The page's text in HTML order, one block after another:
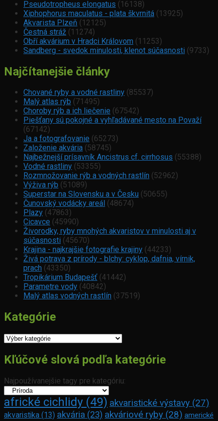
Pseudotropheus elongatus (16138)
Xiphophorus maculatus - plata škvrnitá (13925)
Akvarista Plzeň (12125)
Čestná stráž (11274)
Obří akvárium v Hradci Královom (11253)
Sandberg - svedok minulosti, klenot súčasnosti (9733)
Najčítanejšie články
Chované ryby a vodné rastliny (85537)
Malý atlas rýb (71495)
Choroby rýb a ich liečenie (67542)
Piešťany sú pokojné a vyhľadávané mesto na Považí
(67142)
Ja a fotografovanie (65273)
Založenie akvária (58745)
Najbežnejší prísavník Ancistrus cf. cirrhosus (55388)
Vodné rastliny (53355)
Rozmnožovanie rýb a vodných rastlín (52962)
Výživa rýb (51089)
Superstar na Slovensku a v Česku (50655)
Čunovský vodácky areál (48674)
Plazy (47863)
Cicavce (45990)
Živorodky, ryby mnohých akvaristov v minulosti aj v
súčasnosti (45670)
Krajina - najkrajšie fotografie krajiny (44233)
Živá potrava z prírody - blchy: cyklop, dafnia, vírnik,
prach (43350)
Tropikárium Budapešť (41442)
Parametre vody (40842)
Malý atlas vodných rastlín (37519)
Kategórie
Kategórie
Kľúčové slová podľa kategórie
Najpoužívanejšie tagy pre kategóriu:
africké cichlidy (49) akvaristické výstavy (27)
akvaristika (13) akvária (23) akváriové ryby (28) americké